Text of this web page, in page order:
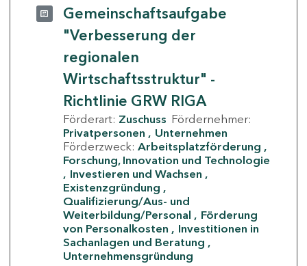
Gemeinschaftsaufgabe
"Verbesserung der
regionalen
Wirtschaftsstruktur" -
Richtlinie GRW RIGA
Förderart: Zuschuss Fördernehmer:
Privatpersonen
Unternehmen
Förderzweck: Arbeitsplatzförderung
Forschung, Innovation und Technologie
Investieren und Wachsen
Existenzgründung
Qualifizierung/Aus- und
Weiterbildung/Personal
Förderung
von Personalkosten
Investitionen in
Sachanlagen und Beratung
Unternehmensgründung